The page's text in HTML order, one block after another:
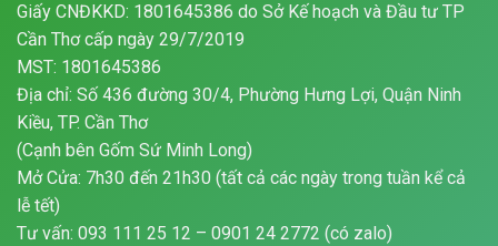
Giấy CNĐKKD: 1801645386 do Sở Kế hoạch và Đầu tư TP
Cần Thơ cấp ngày 29/7/2019
MST: 1801645386
Địa chỉ: Số 436 đường 30/4, Phường Hưng Lợi, Quận Ninh
Kiều, TP. Cần Thơ
(Cạnh bên Gốm Sứ Minh Long)
Mở Cửa: 7h30 đến 21h30 (tất cả các ngày trong tuần kể cả
lễ tết)
Tư vấn: 093 111 25 12 – 0901 24 2772 (có zalo)